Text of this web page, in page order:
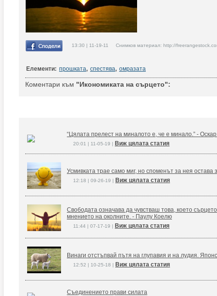
13:30 | 11-19-11 Снимков материал: http://
Елементи: прошката, спестява, омразата
Коментари към "Икономиката на сърцето":
“Цялата прелест на миналото е, че е минало.” -
20:01 | 11-05-19 | Виж цялата статия
Усмивката трае само миг, но споменът за нея остава
12:18 | 09-26-19 | Виж цялата статия
Свободата означава да чувстваш това, което
мнението на околните. - Паулу Коелю
11:44 | 07-17-19 | Виж цялата статия
Винаги отстъпвай пътя на глупавия и на лудия.
12:52 | 10-25-18 | Виж цялата статия
Съединението прави силата